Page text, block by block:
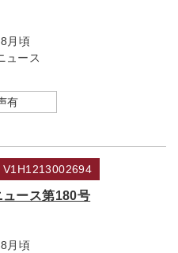
月頃
ュース
有
V1H1213002694
ース第180号
月頃